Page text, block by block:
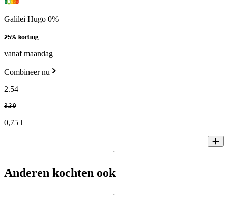
Galilei Hugo 0%
25% korting
vanaf maandag
Combineer nu
2.54
3.39
0,75 l
Anderen kochten ook